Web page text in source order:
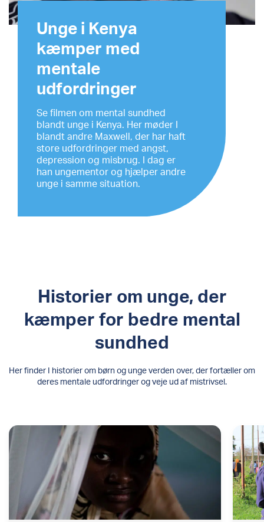
Unge i Kenya
kæmper med
mentale
udfordringer
Se filmen om mental sundhed
blandt unge i Kenya. Her møder I
blandt andre Maxwell, der har haft
store udfordringer med angst,
depression og misbrug. I dag er
han ungementor og hjælper andre
unge i samme situation.
Historier om unge, der
kæmper for bedre mental
sundhed
Her finder I historier om børn og unge verden over, der fortæller om
deres mentale udfordringer og veje ud af mistrivsel.